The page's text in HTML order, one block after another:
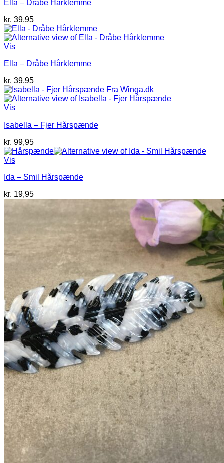
Ella – Dråbe Hårklemme
kr. 39,95
Vis
Ella – Dråbe Hårklemme
kr. 39,95
Vis
Isabella – Fjer Hårspænde
kr. 99,95
Vis
Ida – Smil Hårspænde
kr. 19,95